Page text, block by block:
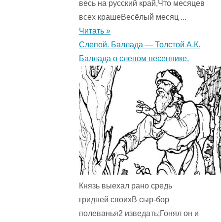
весь на русский край,Что месяцев
всех крашеВесёлый месяц ...
Читать »
Слепой. Баллада — Толстой А.К.
Баллада о слепом песеннике.
Князь выехал рано средь
гридней своихВ сыр-бор
полеванья2 изведать;Гонял он и